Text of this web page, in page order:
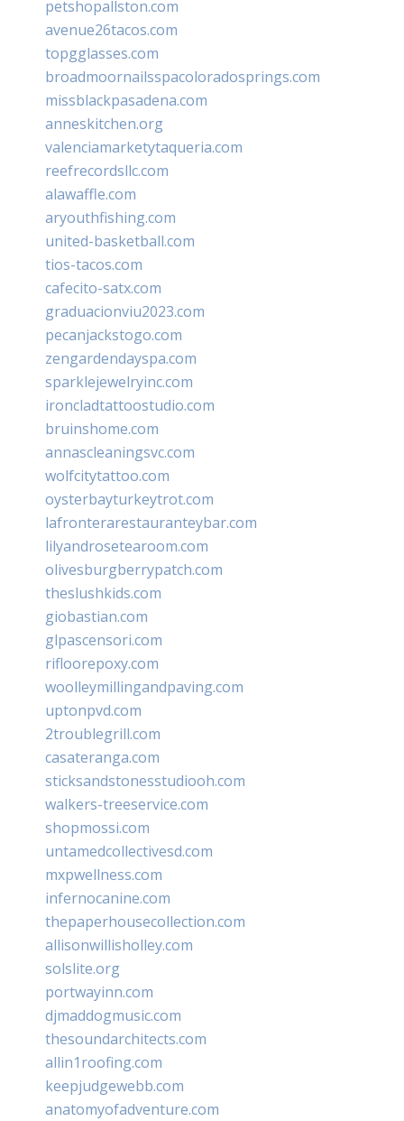
petshopallston.com
avenue26tacos.com
topgglasses.com
broadmoornailsspacoloradosprings.com
missblackpasadena.com
anneskitchen.org
valenciamarketytaqueria.com
reefrecordsllc.com
alawaffle.com
aryouthfishing.com
united-basketball.com
tios-tacos.com
cafecito-satx.com
graduacionviu2023.com
pecanjackstogo.com
zengardendayspa.com
sparklejewelryinc.com
ironcladtattoostudio.com
bruinshome.com
annascleaningsvc.com
wolfcitytattoo.com
oysterbayturkeytrot.com
lafronterarestauranteybar.com
lilyandrosetearoom.com
olivesburgberrypatch.com
theslushkids.com
giobastian.com
glpascensori.com
rifloorepoxy.com
woolleymillingandpaving.com
uptonpvd.com
2troublegrill.com
casateranga.com
sticksandstonesstudiooh.com
walkers-treeservice.com
shopmossi.com
untamedcollectivesd.com
mxpwellness.com
infernocanine.com
thepaperhousecollection.com
allisonwillisholley.com
solslite.org
portwayinn.com
djmaddogmusic.com
thesoundarchitects.com
allin1roofing.com
keepjudgewebb.com
anatomyofadventure.com